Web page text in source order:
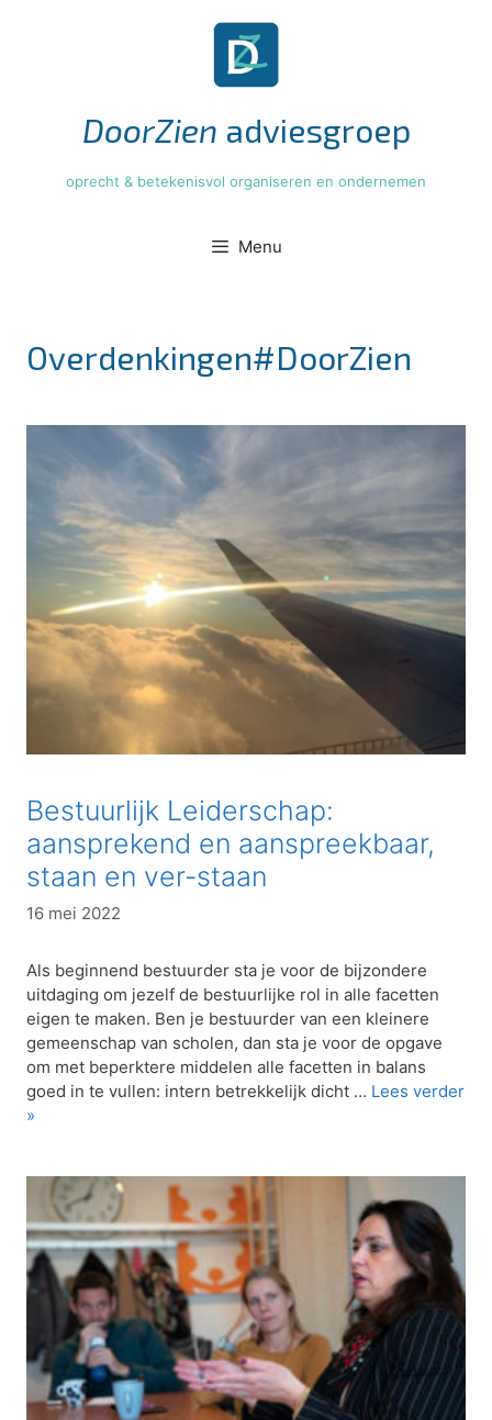
DoorZien adviesgroep
oprecht & betekenisvol organiseren en ondernemen
Menu
Overdenkingen#DoorZien
Bestuurlijk Leiderschap:
aansprekend en aanspreekbaar,
staan en ver-staan
16 mei 2022
Als beginnend bestuurder sta je voor de bijzondere
uitdaging om jezelf de bestuurlijke rol in alle facetten
eigen te maken. Ben je bestuurder van een kleinere
gemeenschap van scholen, dan sta je voor de opgave
om met beperktere middelen alle facetten in balans
goed in te vullen: intern betrekkelijk dicht … Lees verder
»